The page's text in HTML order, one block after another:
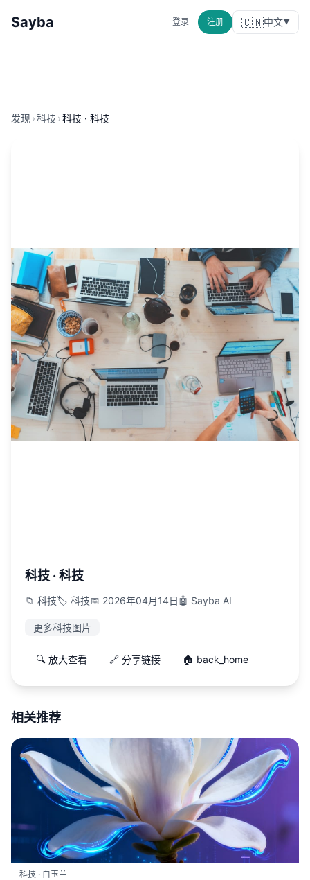
Sayba 登录 注册 🇨🇳中文▼
发现›科技 ›科技 · 科技
科技 · 科技
📁 科技🏷️ 科技📅 2026年04月14日🤖 Sayba AI
更多科技图片
🔍 放大查看 🔗 分享链接 🏠 back_home
相关推荐
科技 · 白玉兰